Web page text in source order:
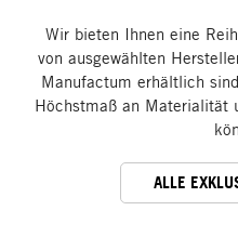
Wir bieten Ihnen eine
von ausgewählten
Manufactum erhältlich
Höchstmaß an Materialität
ALLE